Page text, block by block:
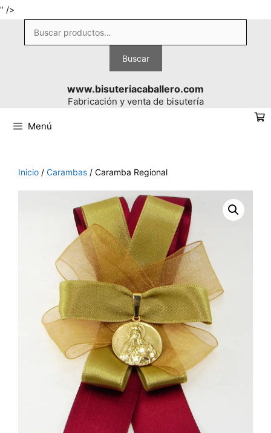
" />
contenido
Buscar
por:
Buscar
www.bisuteriacaballero.com
Fabricación y venta de bisutería
Menú
Inicio / Carambas / Caramba Regional